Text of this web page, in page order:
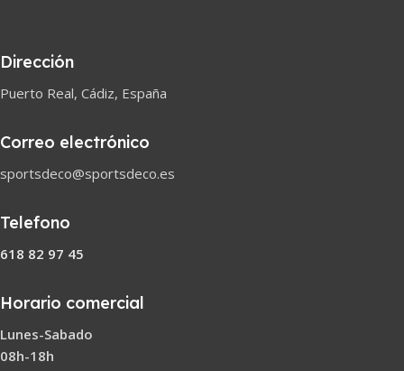
Dirección
Puerto Real, Cádiz, España
Correo electrónico
sportsdeco@sportsdeco.es
Telefono
618 82 97 45
Horario comercial
Lunes-Sabado
08h-18h